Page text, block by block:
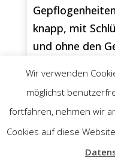
knapp, mit
und ohne den
sich dabei am
Ihrer
Hinzu kommt:
vorab, auf
Wir verwenden
möglichst
fortfahren, nehmen wir
Cookies auf diese